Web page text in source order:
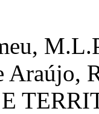
Araújo,